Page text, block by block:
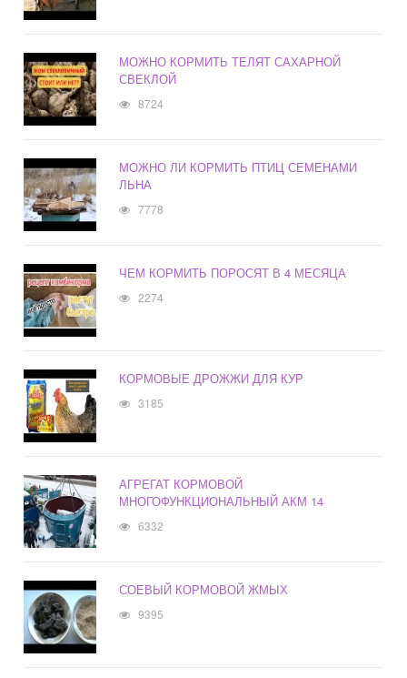
МОЖНО КОРМИТЬ ТЕЛЯТ САХАРНОЙ
СВЕКЛОЙ
8724
МОЖНО ЛИ КОРМИТЬ ПТИЦ СЕМЕНАМИ
ЛЬНА
7778
ЧЕМ КОРМИТЬ ПОРОСЯТ В 4 МЕСЯЦА
2274
КОРМОВЫЕ ДРОЖЖИ ДЛЯ КУР
3185
АГРЕГАТ КОРМОВОЙ
МНОГОФУНКЦИОНАЛЬНЫЙ АКМ 14
6332
СОЕВЫЙ КОРМОВОЙ ЖМЫХ
9395